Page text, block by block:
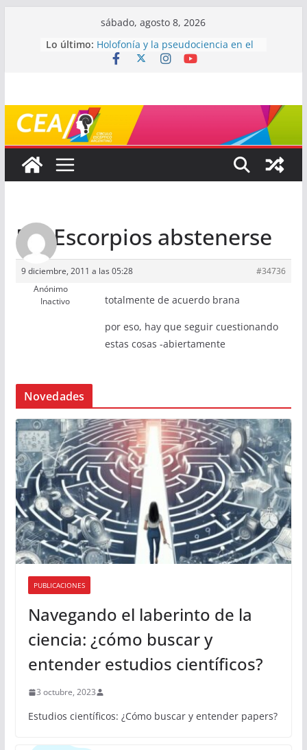
sábado, agosto 8, 2026
Lo último: Holofonía y la pseudociencia en el
audio
Mayéutica (o cómo debatir sin
terminar a los golpes)
Somos menos capaces de lo que
Re: Escorpios abstenerse
9 diciembre, 2011 a las 05:28
#34736
Anónimo
Inactivo
totalmente de acuerdo brana
por eso, hay que seguir cuestionando
estas cosas -abiertamente
Novedades
PUBLICACIONES
Navegando el laberinto de la
ciencia: ¿cómo buscar y
entender estudios científicos?
3 octubre, 2023
Estudios científicos: ¿Cómo buscar y entender papers?